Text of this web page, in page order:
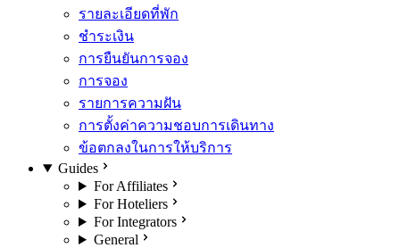
รายละเอียดที่พัก
ชำระเงิน
การยืนยันการจอง
การจอง
รายการความฝัน
การตั้งค่าความชอบการเดินทาง
ข้อตกลงในการให้บริการ
Guides
For Affiliates
For Hoteliers
For Integrators
General